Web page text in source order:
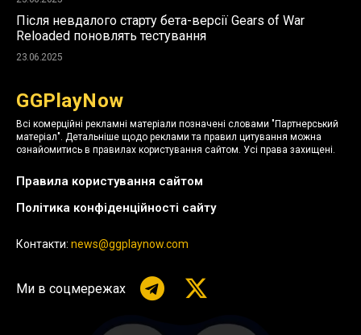
Після невдалого старту бета-версії Gears of War
Reloaded поновлять тестування
23.06.2025
GGPlayNow
Всі комерційні рекламні матеріали позначені словами "Партнерський
матеріал". Детальніше щодо реклами та правил цитування можна
ознайомитись в правилах користування сайтом. Усі права захищені.
Правила користування сайтом
Політика конфіденційності сайту
Контакти: news@ggplaynow.com
Ми в соцмережах